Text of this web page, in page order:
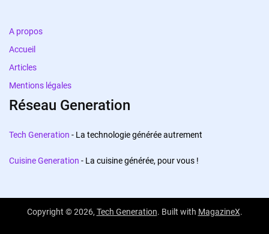
A propos
Accueil
Articles
Mentions légales
Réseau Generation
Tech Generation - La technologie générée autrement
Cuisine Generation - La cuisine générée, pour vous !
Copyright © 2026, Tech Generation. Built with MagazineX.